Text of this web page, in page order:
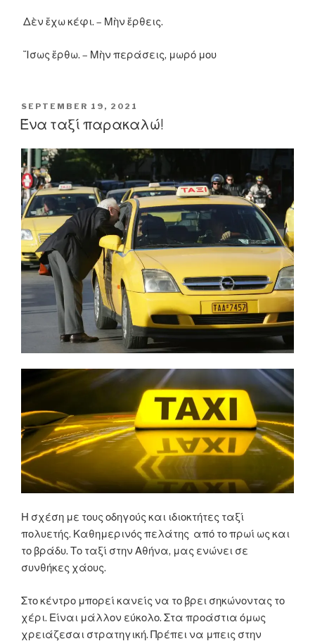
Δὲν ἔχω κέφι. – Μὴν ἔρθεις.
Ἴσως ἔρθω. – Μὴν περάσεις, μωρό μου
POSTED
ON
SEPTEMBER 19, 2021
Ένα ταξί παρακαλώ!
Η σχέση με τους οδηγούς και ιδιοκτήτες ταξί
πολυετής. Καθημερινός πελάτης από το πρωί ως και
το βράδυ. Το ταξί στην Αθήνα, μας ενώνει σε
συνθήκες χάους.
Στο κέντρο μπορεί κανείς να το βρει σηκώνοντας το
χέρι. Είναι μάλλον εύκολο. Στα προάστια όμως
χρειάζεσαι στρατηγική. Πρέπει να μπεις στην